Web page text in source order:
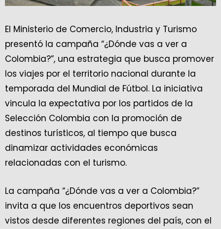
El Ministerio de Comercio, Industria y Turismo
presentó la campaña “¿Dónde vas a ver a
Colombia?”, una estrategia que busca promover
los viajes por el territorio nacional durante la
temporada del Mundial de Fútbol. La iniciativa
vincula la expectativa por los partidos de la
Selección Colombia con la promoción de
destinos turísticos, al tiempo que busca
dinamizar actividades económicas
relacionadas con el turismo.
La campaña “¿Dónde vas a ver a Colombia?”
invita a que los encuentros deportivos sean
vistos desde diferentes regiones del país, con el